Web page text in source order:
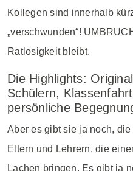
Kollegen sind innerhalb
„verschwunden“!
Ratlosigkeit bleibt.
Die Highlights:
Schülern,
persönliche
Aber es gibt sie ja noch,
Eltern und Lehrern, die
Lachen bringen. Es gibt ja